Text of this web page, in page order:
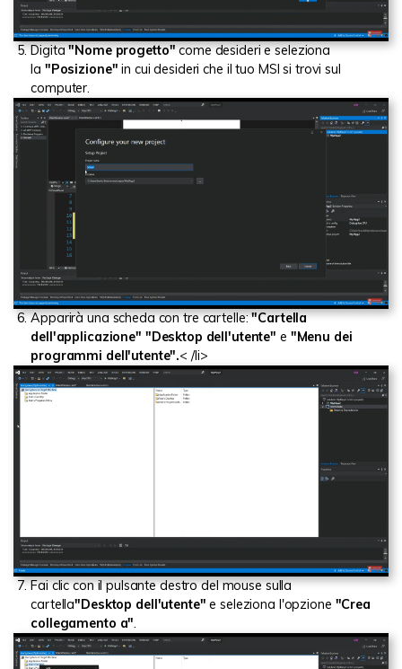
Digita"Nome progetto"come desideri e seleziona
la "Posizione"in cui desideri che il tuo MSI si trovi sul
computer.
Apparirà una scheda con tre cartelle:"Cartella
dell'applicazione" "Desktop dell'utente" e "Menu dei
programmi dell'utente".< /li>
Fai clic con il pulsante destro del mouse sulla
cartella"Desktop dell'utente" e seleziona l'opzione "Crea
collegamento a"